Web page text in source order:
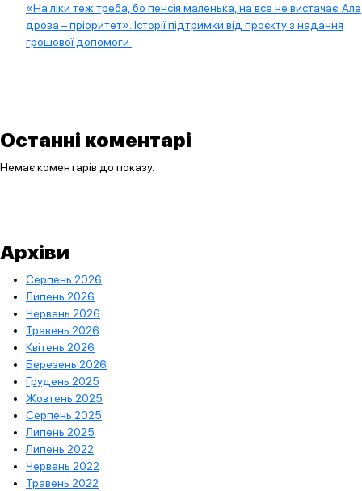
«На ліки теж треба, бо пенсія маленька, на все не вистачає. Але
дрова – пріоритет». Історії підтримки від проєкту з надання
грошової допомоги
Останні коментарі
Немає коментарів до показу.
Архіви
Серпень 2026
Липень 2026
Червень 2026
Травень 2026
Квітень 2026
Березень 2026
Грудень 2025
Жовтень 2025
Серпень 2025
Липень 2025
Липень 2022
Червень 2022
Травень 2022